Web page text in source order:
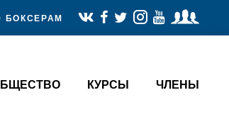
БОКСЕРАМ
КУРСЫ ЧЛЕНЫ